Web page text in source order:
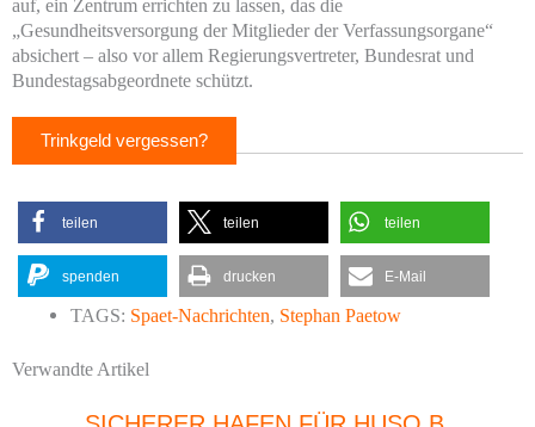
auf, ein Zentrum errichten zu lassen, das die
„Gesundheitsversorgung der Mitglieder der Verfassungsorgane“
absichert – also vor allem Regierungsvertreter, Bundesrat und
Bundestagsabgeordnete schützt.
Trinkgeld vergessen?
teilen teilen teilen
spenden drucken E-Mail
TAGS: Spaet-Nachrichten, Stephan Paetow
Verwandte Artikel